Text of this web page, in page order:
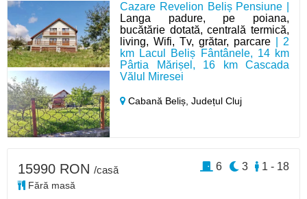
Cazare Revelion Beliș Pensiune |
Langa padure, pe poiana,
bucătărie dotată, centrală termică,
living, Wifi, Tv, grătar, parcare | 2
km Lacul Beliș Fântânele, 14 km
Pârtia Mărișel, 16 km Cascada
Vălul Miresei
Cabană Beliș,Județul Cluj
15990 RON /casă
Fără masă
1 - 18
3
6